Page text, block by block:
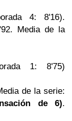
4: 8'16).
Media de la
1: 8'75)
de la serie:
de 6).